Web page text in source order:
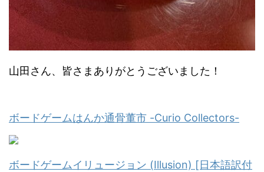
山田さん、皆さまありがとうございました！
ボードゲームはんか通骨董市 -Curio Collectors-
ボードゲームイリュージョン (Illusion) [日本語訳付